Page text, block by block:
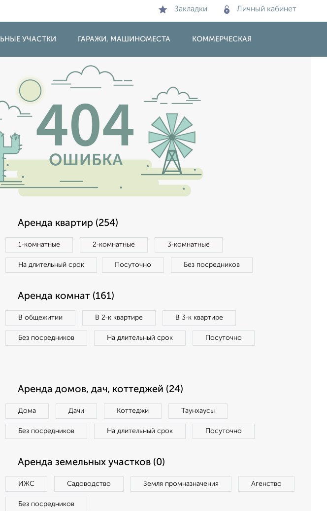
Закладки Личный кабинет
УЧАСТКИ ГАРАЖИ, МАШИНОМЕСТА КОММЕРЧЕСКАЯ
Аренда квартир (254)
1‑комнатные 2‑комнатные 3‑комнатные
На длительный срок Посуточно Без посредников
Аренда комнат (161)
В общежитии В 2‑к квартире В 3‑к квартире
Без посредников На длительный срок Посуточно
Аренда домов, дач, коттеджей (24)
Дома Дачи Коттеджи Таунхаусы
Без посредников На длительный срок Посуточно
Аренда земельных участков (0)
ИЖС Садоводство Земля промназначения Агенство
Без посредников